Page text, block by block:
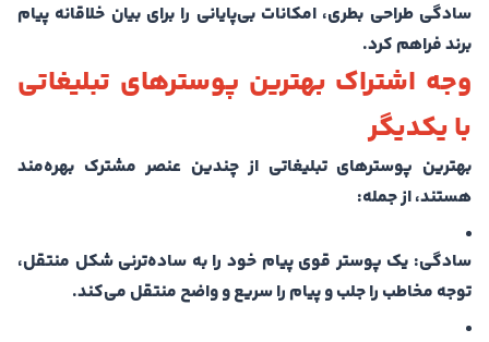
سادگی طراحی بطری، امکانات بی‌پایانی را برای بیان خلاقانه پیام
برند فراهم کرد.
وجه اشتراک بهترین پوسترهای تبلیغاتی
با یکدیگر
بهترین پوسترهای تبلیغاتی از چندین عنصر مشترک بهره‌مند
هستند، از جمله:
سادگی: یک پوستر قوی پیام خود را به ساده‌ترنی شکل منتقل،
توجه مخاطب را جلب و پیام را سریع و واضح منتقل می‌کند.